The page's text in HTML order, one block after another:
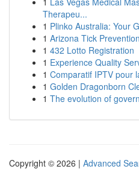
Therapeu...
1 Plinko Australia: Your
1 Arizona Tick
1 432 Lotto Registration
1 Experience Quality
1 Comparatif IPTV pour
1 Golden Dragonborn
1 The evolution of
Copyright © 2026 | Advanced